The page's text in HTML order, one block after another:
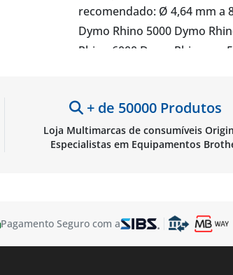
recomendado: Ø 4,64 mm a
Dymo Rhino 5000 Dymo
Rhino 6000 Dymo Rhinopro
+ de 50000 Produtos
Loja Multimarcas de consumíveis
Especialistas em Equipamentos
Pagamento Seguro com a